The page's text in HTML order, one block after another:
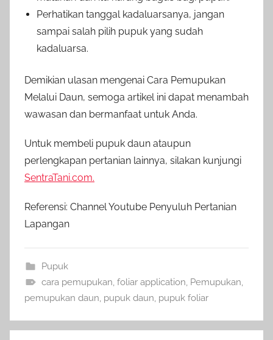
Perhatikan tanggal kadaluarsanya, jangan
sampai salah pilih pupuk yang sudah
kadaluarsa.
Demikian ulasan mengenai Cara Pemupukan
Melalui Daun, semoga artikel ini dapat menambah
wawasan dan bermanfaat untuk Anda.
Untuk membeli pupuk daun ataupun
perlengkapan pertanian lainnya, silakan kunjungi
SentraTani.com.
Referensi: Channel Youtube Penyuluh Pertanian
Lapangan
Pupuk
cara pemupukan, foliar application, Pemupukan,
pemupukan daun, pupuk daun, pupuk foliar